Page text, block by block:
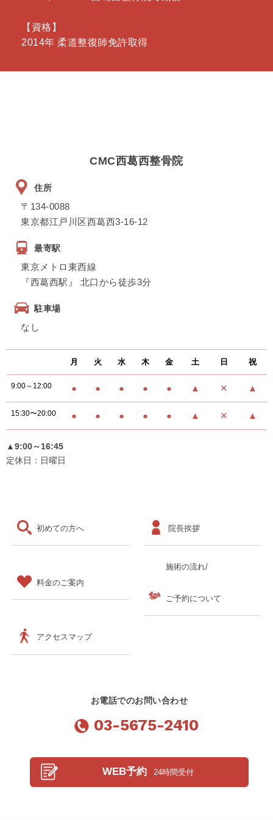
【資格】
2014年 柔道整復師免許取得
初めての方へ 院長挨拶
料金のご案内
施術の流れ/
ご予約について
アクセスマップ
CMC西葛西整骨院
住所
〒134-0088
東京都江戸川区西葛西3-16-12
最寄駅
東京メトロ東西線
『西葛西駅』 北口から徒歩3分
駐車場
なし
月 火 水 木 金 土 日 祝
9:00～12:00 ● ● ● ● ● ▲ ✕ ▲
15:30〜20:00 ● ● ● ● ● ▲ ✕ ▲
▲9:00～16:45
定休日：日曜日
お電話でのお問い合わせ
03-5675-2410
WEB予約 24時間受付